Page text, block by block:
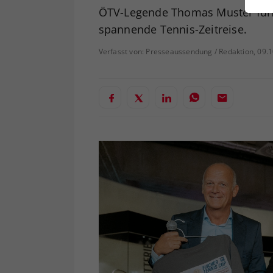
ÖTV-Legende Thomas Muster
spannende Tennis-Zeitreise.
Verfasst von: Presseaussendung / Redaktion,